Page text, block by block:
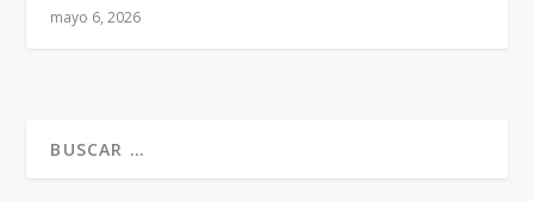
mayo 6, 2026